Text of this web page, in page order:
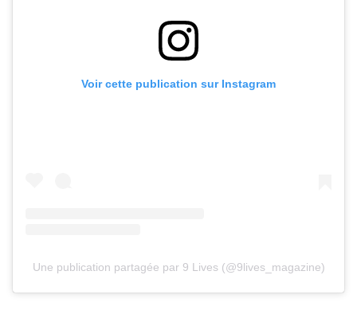
Voir cette publication sur Instagram
Une publication partagée par 9 Lives (@9lives_magazine)